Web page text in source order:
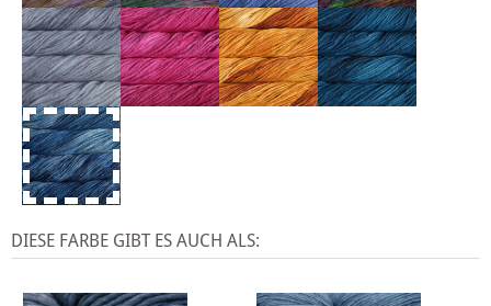
DIESE FARBE GIBT ES AUCH ALS: